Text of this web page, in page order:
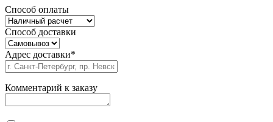
Способ оплаты
Способ доставки
Адрес доставки*
Комментарий к заказу